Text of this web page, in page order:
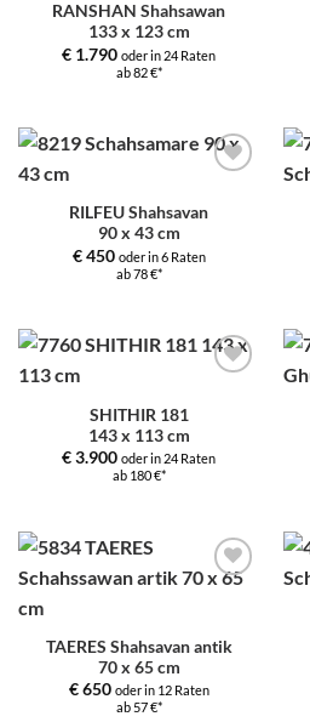
hinzufügen
RANSHAN Shahsawan
133 x 123 cm
€ 1.790 oder in 24 Raten
ab 82 €*
hinzufügen
RILFEU Shahsavan
90 x 43 cm
€450 oder in 6 Raten
ab 78 €*
Auswahl
hinzufügen
SHITHIR 181
143 x 113 cm
€3.900 oder in 24 Raten
ab 180 €*
TAERES Shahsavan antik
70 x 65 cm
€650 oder in 12 Raten
ab 57 €*